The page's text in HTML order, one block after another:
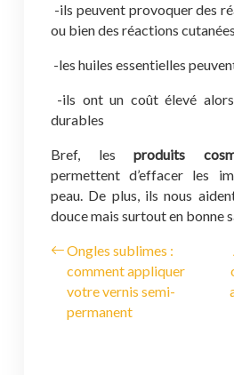
-ils peuvent provoquer des
ou bien des réactions cutanées
-les huiles essentielles
-ils ont un coût élevé
durables
Bref, les produits
permettent d’effacer les
peau. De plus, ils nous
douce mais surtout en bonne
Ongles sublimes :
comment appliquer
votre vernis semi-
permanent